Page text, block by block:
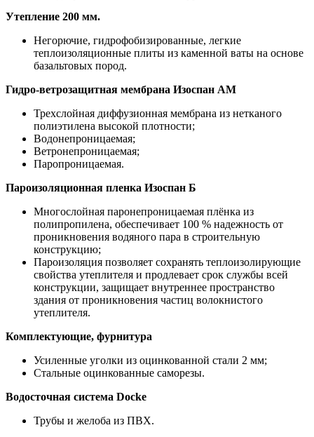
Утепление 200 мм.
Негорючие, гидрофобизированные, легкие
теплоизоляционные плиты из каменной ваты на основе
базальтовых пород.
Гидро-ветрозащитная мембрана Изоспан АМ
Трехслойная диффузионная мембрана из нетканого
полиэтилена высокой плотности;
Водонепроницаемая;
Ветронепроницаемая;
Паропроницаемая.
Пароизоляционная пленка Изоспан Б
Многослойная паронепроницаемая плёнка из
полипропилена, обеспечивает 100 % надежность от
проникновения водяного пара в строительную
конструкцию;
Пароизоляция позволяет сохранять теплоизолирующие
свойства утеплителя и продлевает срок службы всей
конструкции, защищает внутреннее пространство
здания от проникновения частиц волокнистого
утеплителя.
Комплектующие, фурнитура
Усиленные уголки из оцинкованной стали 2 мм;
Стальные оцинкованные саморезы.
Водосточная система Docke
Трубы и желоба из ПВХ.